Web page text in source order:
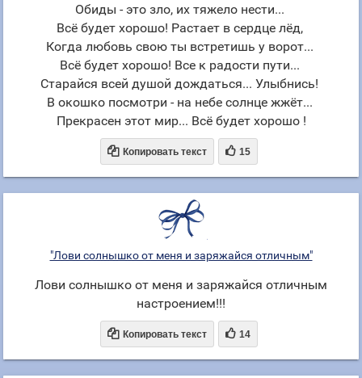
Обиды - это зло, их тяжело нести...
Всё будет хорошо! Растает в сердце лёд,
Когда любовь свою ты встретишь у ворот...
Всё будет хорошо! Все к радости пути...
Старайся всей душой дождаться... Улыбнись!
В окошко посмотри - на небе солнце жжёт...
Прекрасен этот мир... Всё будет хорошо !
 Копировать текст  15
"Лови солнышко от меня и заряжайся отличным"
Лови солнышко от меня и заряжайся отличным
настроением!!!
 Копировать текст  14